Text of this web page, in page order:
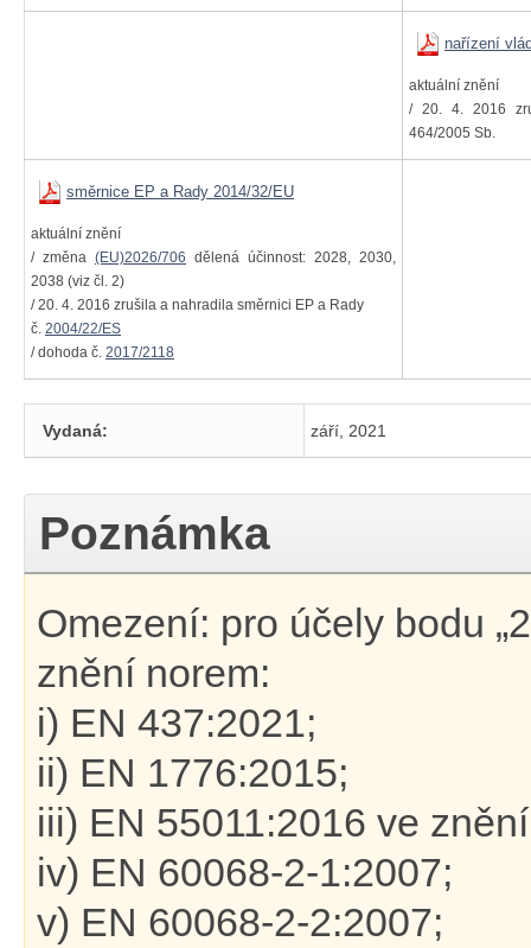
nařízení
aktuální znění
/ 20. 4. 2016
464/2005 Sb.
směrnice EP a Rady 2014/32/EU
aktuální znění
/ změna (EU)2026/706 dělená účinnost: 2028, 2030,
2038 (viz čl. 2)
/ 20. 4. 2016 zrušila a nahradila směrnici EP a Rady
č. 2004/22/ES
/ dohoda č. 2017/2118
Vydaná: září, 2021
Poznámka
Omezení: pro účely bodu
znění norem:
i) EN 437:2021;
ii) EN 1776:2015;
iii) EN 55011:2016 ve
iv) EN 60068-2-1:2007;
v) EN 60068-2-2:2007;